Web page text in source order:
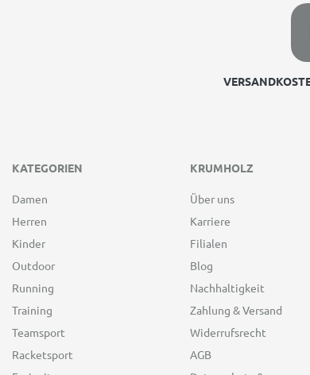
KATEGORIEN
Damen
Herren
Kinder
Outdoor
Running
Training
Teamsport
Racketsport
KRUMHOLZ
Über uns
Karriere
Filialen
Blog
Nachhaltigkeit
Zahlung & Versand
Widerrufsrecht
AGB